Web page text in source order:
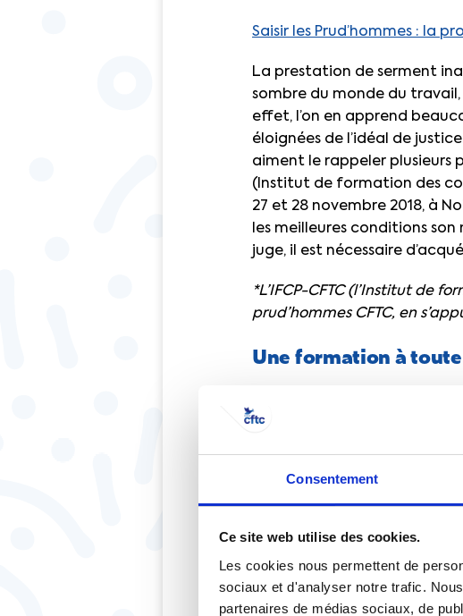
Consentement
Ce site web utilise des cookies.
Les cookies nous permettent de
sociaux et d'analyser notre trafic.
partenaires de médias sociaux, de
Saisir les Prud’hommes : la
La prestation de serment
sombre du monde du travail,
effet, l’on en apprend
éloignées de l’idéal de
aiment le rappeler plusieurs
(Institut de formation des
27 et 28 novembre 2018, à
les meilleures conditions
juge, il est nécessaire
*L’IFCP-CFTC (l’Institut de
prud’hommes CFTC, en
Une formation à
Saint-Denis, pour une
du ministre de la Justice.
Prud’hommes, beaucoup ne